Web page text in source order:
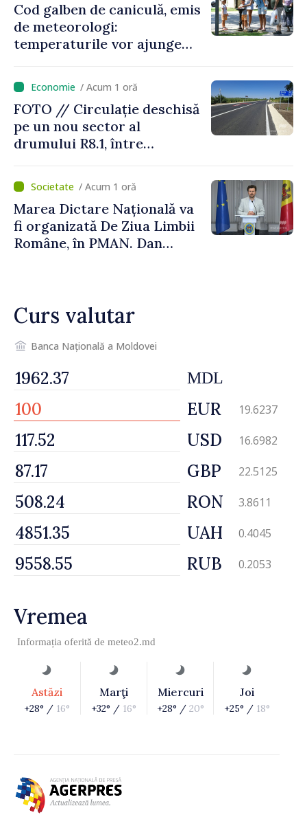
Cod galben de caniculă, emis
de meteorologi:
temperaturile vor ajunge
/ Acum 1 oră
FOTO // Circulație deschisă
pe un nou sector al
drumului R8.1, între
Bolea: „Drumuri bune
înseamnă deplasări sigure
ale agenților economici și
cetățenilor”
/ Acum 1 oră
Marea Dictare Națională va
fi organizată De Ziua Limbii
Române, în PMAN. Dan
Curs valutar
Banca Națională a Moldovei
MDL
EUR 19.6237
USD 16.6982
GBP 22.5125
RON 3.8611
UAH 0.4045
RUB 0.2053
Vremea
Informația oferită de meteo2.md
Astăzi
+28° / 16°
Marţi
+32° / 16°
Miercuri
+28° / 20°
Joi
+25° / 18°